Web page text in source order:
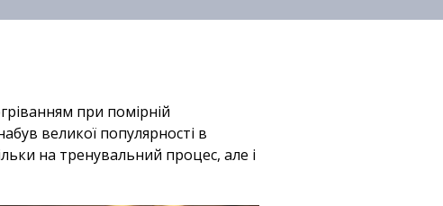
при помірній
великої популярності в
на тренувальний процес, але і